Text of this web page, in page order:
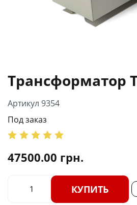
Трансформатор
Артикул 9354
Под заказ
47500.00 грн.
КУПИТЬ